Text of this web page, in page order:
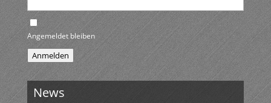
Angemeldet bleiben
Anmelden
News